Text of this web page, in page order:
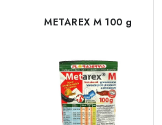
METAREX M 100 g